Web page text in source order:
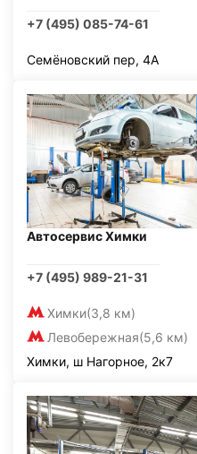
+7 (495) 085-74-61
Семёновский пер, 4А
Автосервис Химки
+7 (495) 989-21-31
Химки(3,8 км)
Левобережная(5,6 км)
Химки, ш Нагорное, 2к7